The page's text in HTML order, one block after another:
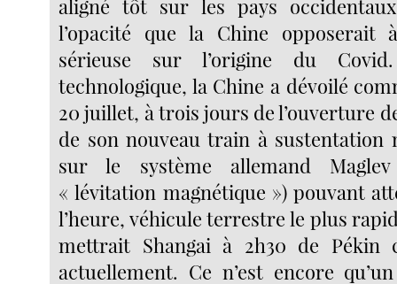
aligné tôt sur les pays
l’opacité que la Chine opposerait
sérieuse sur l’origine du
technologique, la Chine a dévoilé
20 juillet, à trois jours de l’ouverture
de son nouveau train à sustentation
sur le système allemand
« lévitation magnétique ») pouvant
l’heure, véhicule terrestre le plus
mettrait Shangai à 2h30 de Pékin
actuellement. Ce n’est encore